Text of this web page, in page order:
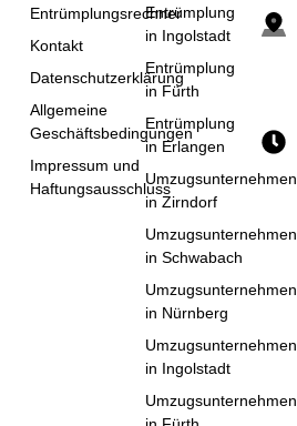
Entrümplungsrechner
Kontakt
Datenschutzerklärung
Allgemeine
Geschäftsbedingungen
Impressum und
Haftungsausschluss
Entrümplung
in Ingolstadt
Entrümplung
in Fürth
Entrümplung
in Erlangen
Umzugsunternehmen
in Zirndorf
Umzugsunternehmen
in Schwabach
Umzugsunternehmen
in Nürnberg
Umzugsunternehmen
in Ingolstadt
Umzugsunternehmen